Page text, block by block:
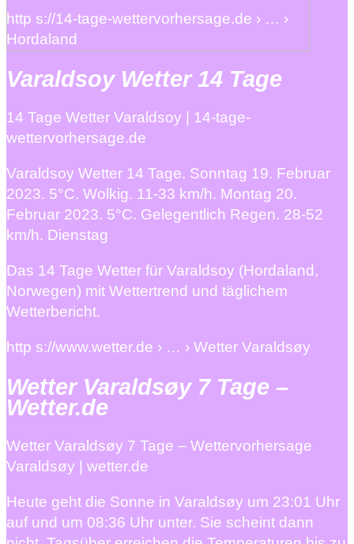
http s://14-tage-wettervorhersage.de › … ›
Hordaland
Varaldsoy Wetter 14 Tage
14 Tage Wetter Varaldsoy | 14-tage-
wettervorhersage.de
Varaldsoy Wetter 14 Tage. Sonntag 19. Februar
2023. 5°C. Wolkig. 11-33 km/h. Montag 20.
Februar 2023. 5°C. Gelegentlich Regen. 28-52
km/h. Dienstag
Das 14 Tage Wetter für Varaldsoy (Hordaland,
Norwegen) mit Wettertrend und täglichem
Wetterbericht.
http s://www.wetter.de › … › Wetter Varaldsøy
Wetter Varaldsøy 7 Tage –
Wetter.de
Wetter Varaldsøy 7 Tage – Wettervorhersage
Varaldsøy | wetter.de
Heute geht die Sonne in Varaldsøy um 23:01 Uhr
auf und um 08:36 Uhr unter. Sie scheint dann